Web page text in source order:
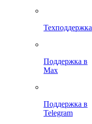
Техподдержка
Поддержка в
Max
Поддержка в
Telegram